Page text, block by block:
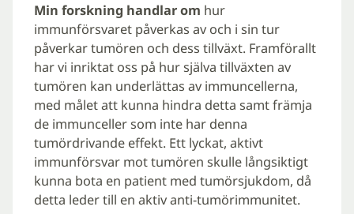
Min forskning handlar om hur
immunförsvaret påverkas av och i sin tur
påverkar tumören och dess tillväxt. Framförallt
har vi inriktat oss på hur själva tillväxten av
tumören kan underlättas av immuncellerna,
med målet att kunna hindra detta samt främja
de immunceller som inte har denna
tumördrivande effekt. Ett lyckat, aktivt
immunförsvar mot tumören skulle långsiktigt
kunna bota en patient med tumörsjukdom, då
detta leder till en aktiv anti-tumörimmunitet.